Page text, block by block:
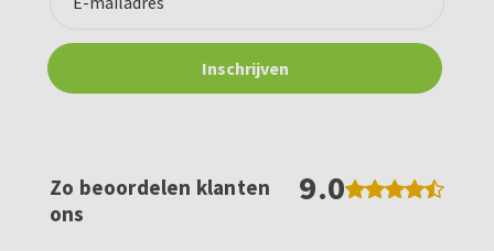
Zo beoordelen klanten
ons
9.0